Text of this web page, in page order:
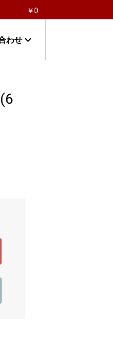
のほたて貝通販で人気の冷凍貝柱
￥0
わせ